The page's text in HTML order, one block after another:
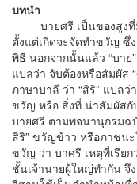
บทนำ
บายศรี เป็นของสูงที่มี
ตั้งแต่เกิดจะจัดทำขวัญ ซึ่
พิธี นอกจากนั้นแล้ว “บา
แปลว่า จับต้องหรือสัมผัส
ภาษาบาลี ว่า “สิริ” แปลว่
ขวัญ หรือ สิ่งที่ น่าสัมผัสกั
บายศรี ตามพจนานุกรม
สิริ” ขวัญข้าว หรือภาชนะ
ขวัญ ว่า บาศรี เหตุที่เรีย
ชั้นเจ้านายผู้ใหญ่ทำกัน จึ